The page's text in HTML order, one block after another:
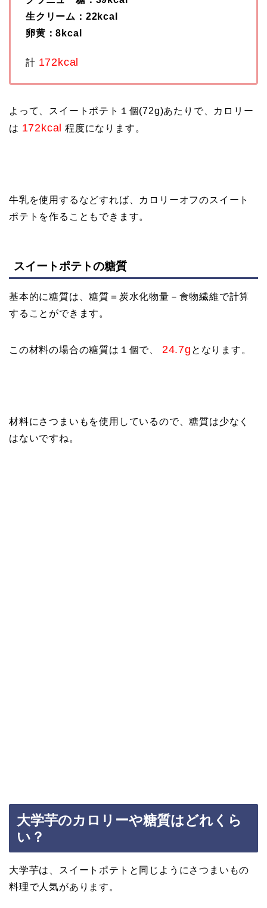
生クリーム：22kcal
卵黄：8kcal
計 172kcal
よって、スイートポテト１個(72g)あたりで、カロリー
は 172kcal 程度になります。
牛乳を使用するなどすれば、カロリーオフのスイート
ポテトを作ることもできます。
スイートポテトの糖質
基本的に糖質は、糖質＝炭水化物量－食物繊維で計算
することができます。
この材料の場合の糖質は１個で、 24.7g となります。
材料にさつまいもを使用しているので、糖質は少なく
はないですね。
大学芋のカロリーや糖質はどれくら
い？
大学芋は、スイートポテトと同じようにさつまいもの
料理で人気があります。